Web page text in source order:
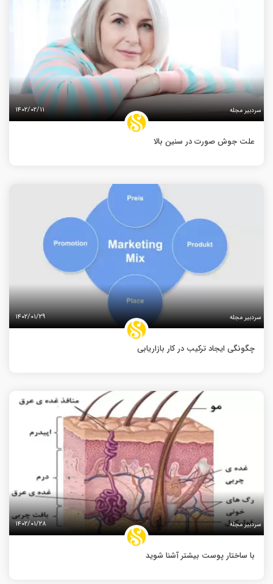
سردبیر مجله ۱۴۰۲/۰۲/۱۱
علت جوش صورت در سنین بالا
سردبیر مجله ۱۴۰۲/۰۱/۲۹
چگونگی ایجاد ترکیب در کار بازاریابی
سردبیر مجله ۱۴۰۲/۰۱/۲۸
با ساختار پوست بیشتر آشنا شوید